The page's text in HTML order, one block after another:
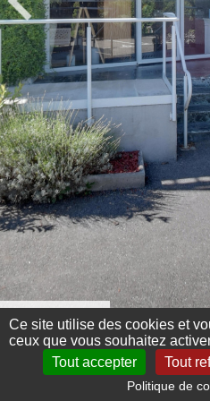
Menu 360°
Ce site utilise des cookies et
ceux que vous souhaitez
Tout accepter
Tout
Politique de